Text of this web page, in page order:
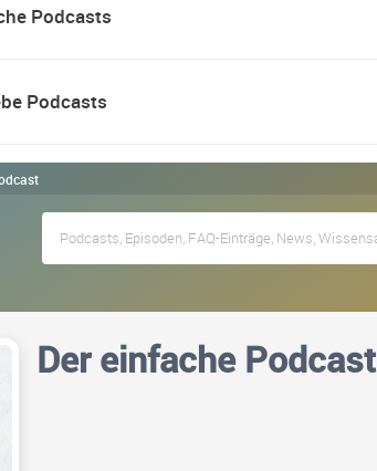
Podcasts
Podcasts
Der einfache Podcast